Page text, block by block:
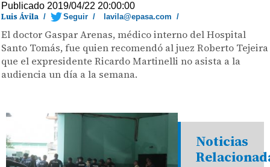
Publicado 2019/04/22 20:00:00
Luis Ávila / Seguir / lavila@epasa.com /
El doctor Gaspar Arenas, médico interno del Hospital
Santo Tomás, fue quien recomendó al juez Roberto Tejeira
que el expresidente Ricardo Martinelli no asista a la
audiencia un día a la semana.
Noticias